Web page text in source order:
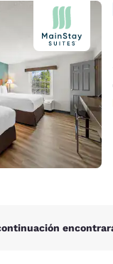
Europa
Spain
English
Ireland